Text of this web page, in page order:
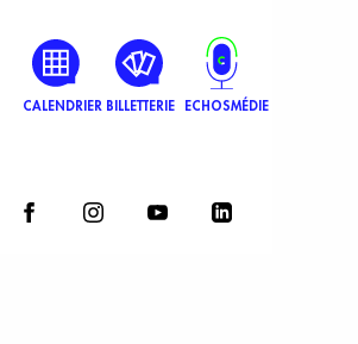
CALENDRIER BILLETTERIE ECHOSMÉDIE